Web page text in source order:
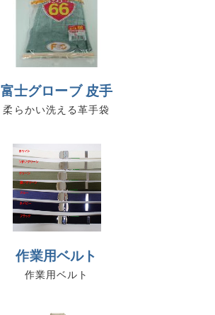
富士グローブ 皮手
柔らかい洗える革手袋
作業用ベルト
作業用ベルト